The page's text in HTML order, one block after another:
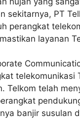
sekitarnya, PT
perangkat
layanan
telekomunikasi
Telkom telah
banjir susulan